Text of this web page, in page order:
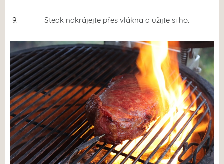
Steak nakrájejte přes vlákna a užijte si ho.